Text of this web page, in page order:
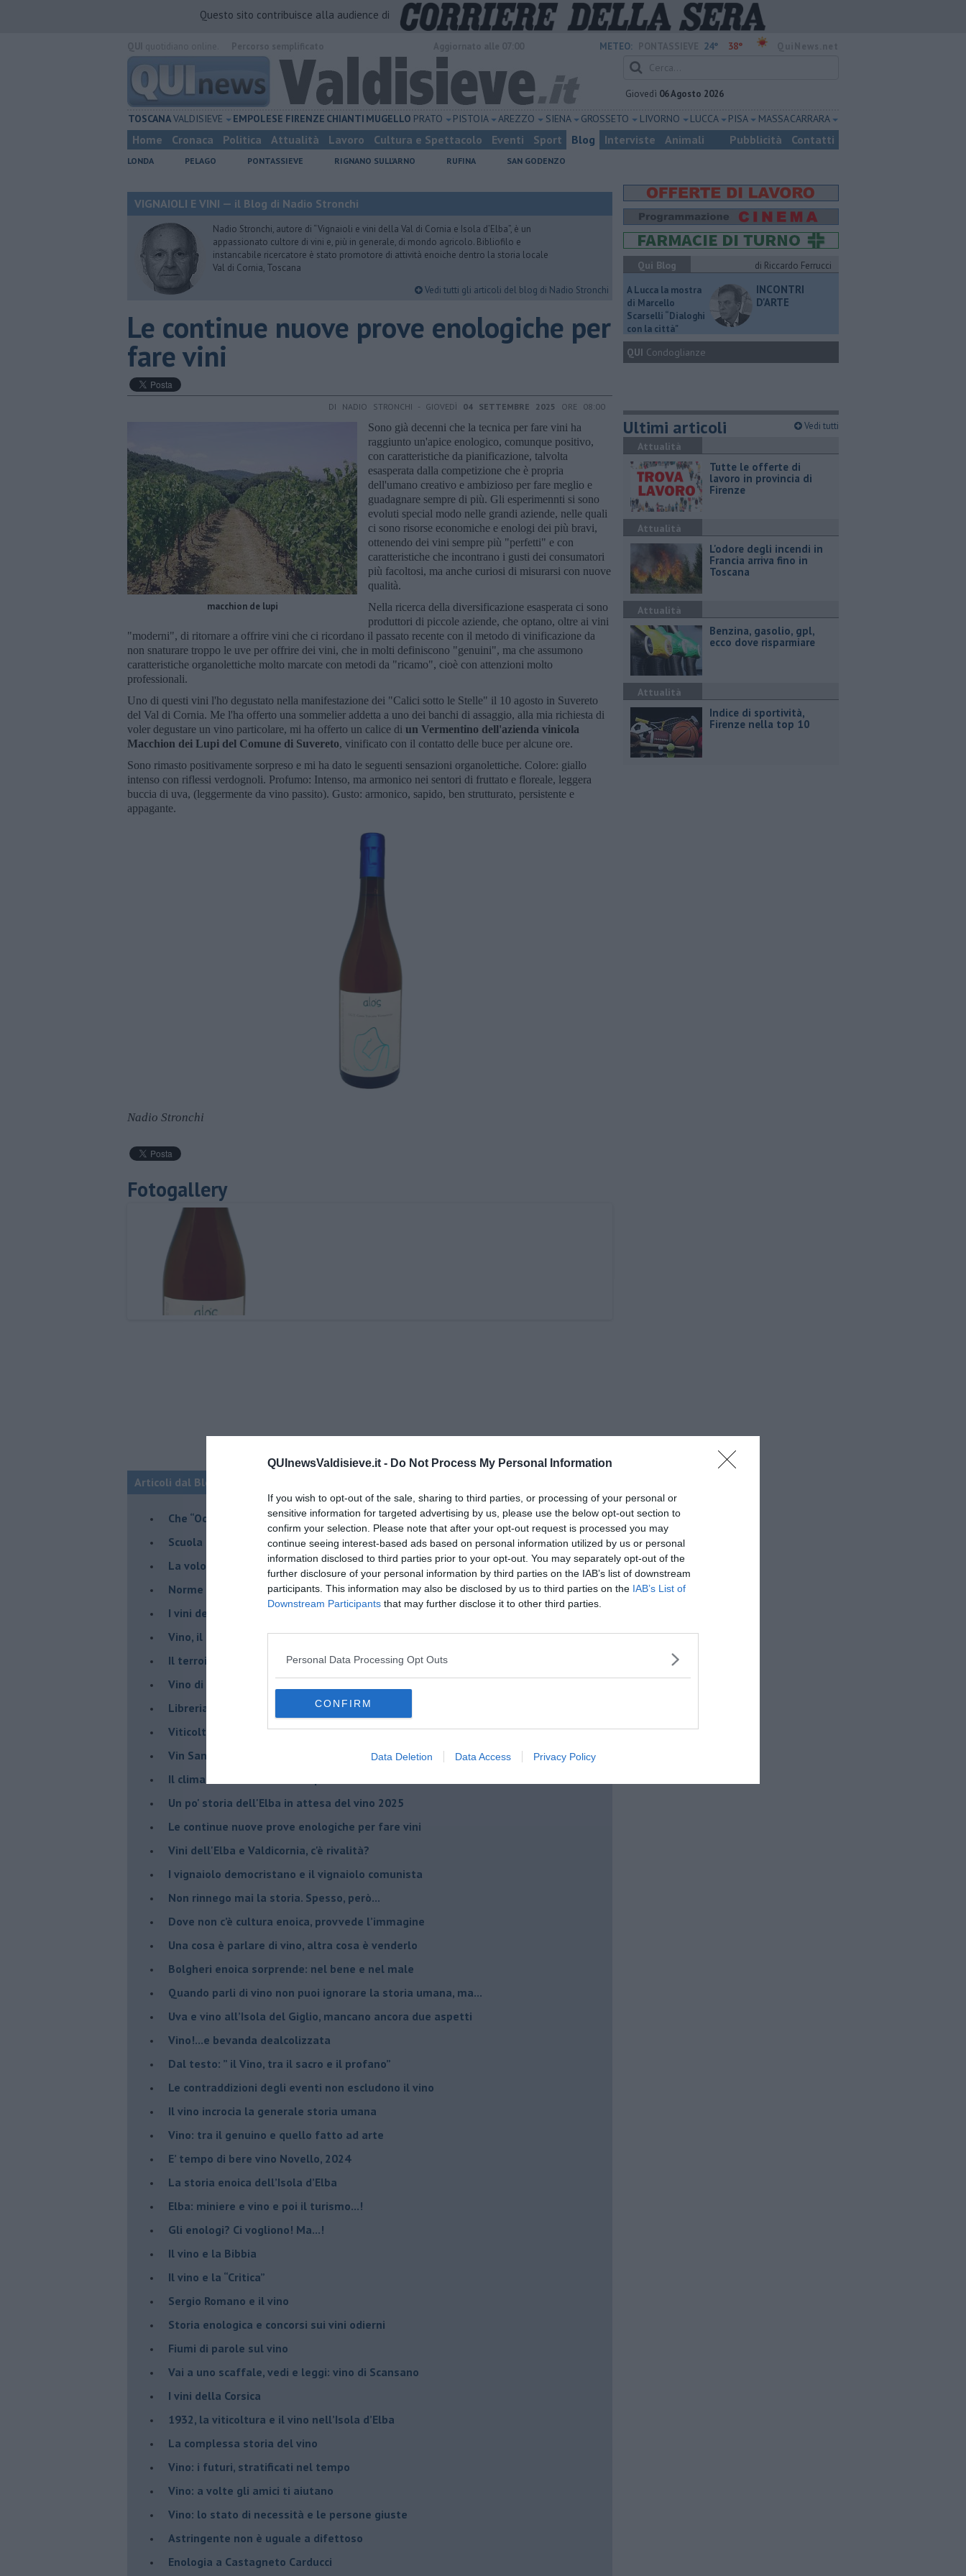
QUInewsValdisieve.it - Do Not Process My Personal Information
If you wish to opt-out of the sale, sharing to third parties, or processing of your personal or
sensitive information for targeted advertising by us, please use the below opt-out section to
confirm your selection. Please note that after your opt-out request is processed you may
continue seeing interest-based ads based on personal information utilized by us or personal
information disclosed to third parties prior to your opt-out. You may separately opt-out of the
further disclosure of your personal information by third parties on the IAB’s list of downstream
participants. This information may also be disclosed by us to third parties on the IAB’s List of
Downstream Participants that may further disclose it to other third parties.
Personal Data Processing Opt Outs
CONFIRM
Data Deletion Data Access Privacy Policy
Questo sito contribuisce alla audience di
METEO: 24° 38°
Giovedì 06 Agosto 2026
TOSCANAVALDISIEVE EMPOLESE FIRENZE CHIANTI MUGELLO PRATO PISTOIA AREZZO SIENA GROSSETO LIVORNO LUCCA PISA MASSA CARRARA
Home Cronaca Politica Attualità Lavoro Cultura e Spettacolo Eventi Sport Blog Interviste Animali Pubblicità Contatti
LONDA PELAGO PONTASSIEVE RIGNANO SULL'ARNO RUFINA SAN GODENZO
VIGNAIOLI E VINI — il Blog di Nadio Stronchi
Nadio Stronchi, autore di “Vignaioli e vini della Val di Cornia e Isola d’Elba”, è un
appassionato cultore di vini e, più in generale, di mondo agricolo. Bibliofilo e
instancabile ricercatore è stato promotore di attività enoiche dentro la storia locale
Val di Cornia, Toscana
Vedi tutti gli articoli del blog di Nadio Stronchi
Le continue nuove prove enologiche per
fare vini
DI NADIO STRONCHI - GIOVEDÌ 04 SETTEMBRE 2025 ORE 08:00
macchion de lupi
Sono già decenni che la tecnica per fare vini ha
raggiunto un'apice enologico, comunque positivo,
con caratteristiche da pianificazione, talvolta
esasperata dalla competizione che è propria
dell'umano creativo e ambizioso per fare meglio e
guadagnare sempre di più. Gli esperimennti si sono
evoluti special modo nelle grandi aziende, nelle quali
ci sono risorse economiche e enologi dei più bravi,
ottenendo dei vini sempre più "perfetti" e con
caratteristiche che incontrano i gusti dei consumatori
più facoltosi, ma anche curiosi di misurarsi con nuove
qualità.
Nella ricerca della diversificazione esasperata ci sono
produttori di piccole aziende, che optano, oltre ai vini
"moderni", di ritornare a offrire vini che ci ricordano il passato recente con il metodo di vinificazione da
non snaturare troppo le uve per offrire dei vini, che in molti definiscono "genuini", ma che assumono
caratteristiche organolettiche molto marcate con metodi da "ricamo", cioè con attenzioni molto
professionali.
Uno di questi vini l'ho degustato nella manifestazione dei "Calici sotto le Stelle" il 10 agosto in Suvereto
del Val di Cornia. Me l'ha offerto una sommelier addetta a uno dei banchi di assaggio, alla mia richiesta di
voler degustare un vino particolare, mi ha offerto un calice di un Vermentino dell'azienda vinicola
Macchion dei Lupi del Comune di Suvereto, vinificato con il contatto delle buce per alcune ore.
Sono rimasto positivamente sorpreso e mi ha dato le seguenti sensazioni organolettiche. Colore: giallo
intenso con riflessi verdognoli. Profumo: Intenso, ma armonico nei sentori di fruttato e floreale, leggera
buccia di uva, (leggermente da vino passito). Gusto: armonico, sapido, ben strutturato, persistente e
appagante.
Nadio Stronchi
Fotogallery
Articoli dal Blog “Vignaioli e vini” di Nadio Stronchi
​Che “Odissea sia”
Scuola di vita e creatività
​La volontà di essere “primi”
Norme viticole e enologiche che miglioreranno la qualità
​I vini della Maremma si stanno arricchendo
Vino, il clima ci mette alle “corde”
Il terroir necessario per il vino del futuro
​Vino di uva di Malvasia Istriana: in Maremma usata poco
​Libreria antiquaria e il “vino scritto”
​Viticoltura e vini: il Manzoni che non ti aspetti
​Vin Santo e passito, ma erano chiamati anche vini-liquore
Il clima determina le scelte per la vitivinicoltura
Un po' storia dell'Elba in attesa del vino 2025
Le continue nuove prove enologiche per fare vini
Vini dell'Elba e Valdicornia, c'è rivalità?
​I vignaiolo democristano e il vignaiolo comunista
​Non rinnego mai la storia. Spesso, però...
​Dove non c’è cultura enoica, provvede l’immagine
​Una cosa è parlare di vino, altra cosa è venderlo
Bolgheri enoica sorprende: nel bene e nel male
​Quando parli di vino non puoi ignorare la storia umana, ma...
Uva e vino all’Isola del Giglio, mancano ancora due aspetti
​Vino!...e bevanda dealcolizzata
​Dal testo: ” il Vino, tra il sacro e il profano”
Le contraddizioni degli eventi non escludono il vino
​Il vino incrocia la generale storia umana
Vino: tra il genuino e quello fatto ad arte
E’ tempo di bere vino Novello, 2024
La storia enoica dell’Isola d’Elba
Elba: miniere e vino e poi il turismo...!
​Gli enologi? Ci vogliono! Ma...!
​Il vino e la Bibbia
​Il vino e la “Critica”
Sergio Romano e il vino
​Storia enologica e concorsi sui vini odierni
Fiumi di parole sul vino
​Vai a uno scaffale, vedi e leggi: vino di Scansano
​I vini della Corsica
​1932, la viticoltura e il vino nell’Isola d’Elba
​La complessa storia del vino
​Vino: i futuri, stratificati nel tempo
Vino: a volte gli amici ti aiutano
Vino: lo stato di necessità e le persone giuste
​Astringente non è uguale a difettoso
Enologia a Castagneto Carducci
Qui Blog
di Riccardo Ferrucci
A Lucca la mostra
di Marcello
Scarselli “Dialoghi
con la città"
INCONTRI
D'ARTE
QUI Condoglianze
Ultimi articoli Vedi tutti
Attualità
​Tutte le offerte di
lavoro in provincia di
Firenze
Attualità
L'odore degli incendi in
Francia arriva fino in
Toscana
Attualità
​Benzina, gasolio, gpl,
ecco dove risparmiare
Attualità
Indice di sportività,
Firenze nella top 10